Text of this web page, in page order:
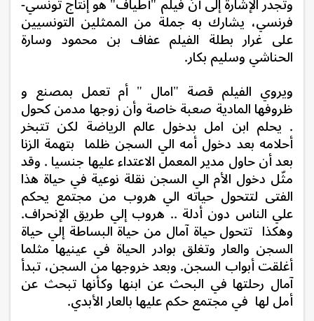
فرنسي، يشارك به جملة من الممثلين التونسيين
على غرار بطلة الفيلم عفاف بن محمود وسارة
الحناشي وسليم بكار.
ويروي الفيلم قصة "امال " أم تعمل بمصنع و
ظروفها المادية صعبة خاصة وأن زوجها مدمن كحول
. يحلم ابن امل بدخول عالم الرياضة لكن تتبخر
أحلامه بعد دخول أمه الي السجن ظلما بتهمة الزنا
بعد أن حاول مدير المعمل الاعتداء عليها جنسيا . وقد
مثّل دخول الأم الي السجن نقلة نوعية في حياة هذا
الفتى لتتحول حياته الي هروب من مجتمع يحكم
علي الناس دون أدلة .. هروب إلي طريق الإنحراف.
وهكذا تتحول حياة آمال من حياة البساطة إلي حياة
السجن والعار وتغلق بوادر الحياة في عينيها مثلما
أغلقت أبواب السجن. وبعد خروجها من السجن، تبدأ
آمال رحلتها في البحث عن ابنها وكأنها تبحث عن
أمل لها في مجتمع حكم عليها بالعار الأبدي.